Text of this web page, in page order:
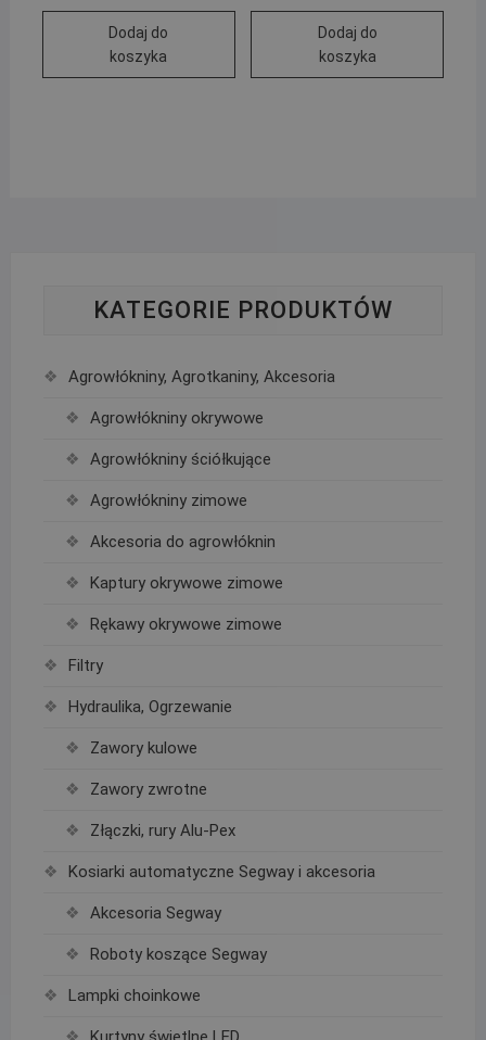
Dodaj do
koszyka
Dodaj do
koszyka
KATEGORIE PRODUKTÓW
Agrowłókniny, Agrotkaniny, Akcesoria
Agrowłókniny okrywowe
Agrowłókniny ściółkujące
Agrowłókniny zimowe
Akcesoria do agrowłóknin
Kaptury okrywowe zimowe
Rękawy okrywowe zimowe
Filtry
Hydraulika, Ogrzewanie
Zawory kulowe
Zawory zwrotne
Złączki, rury Alu-Pex
Kosiarki automatyczne Segway i akcesoria
Akcesoria Segway
Roboty koszące Segway
Lampki choinkowe